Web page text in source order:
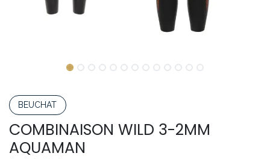
BEUCHAT
COMBINAISON WILD 3-2MM
AQUAMAN